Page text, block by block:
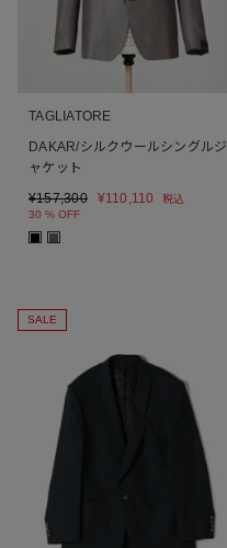
TAGLIATORE
DAKAR/シルクウールシングルジ
ャケット
¥157,300 ¥110,110
税込
30 % OFF
■ ■
SALE